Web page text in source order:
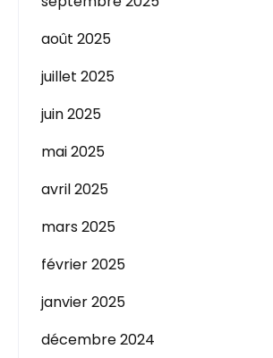
août 2025
juillet 2025
juin 2025
mai 2025
avril 2025
mars 2025
février 2025
janvier 2025
décembre 2024